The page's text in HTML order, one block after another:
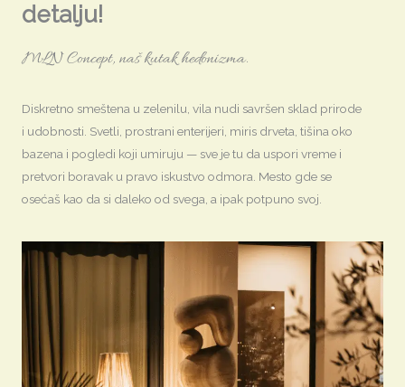
detalju!
MLN Concept, naš kutak hedonizma.
Diskretno smeštena u zelenilu, vila nudi savršen sklad prirode
i udobnosti. Svetli, prostrani enterijeri, miris drveta, tišina oko
bazena i pogledi koji umiruju — sve je tu da uspori vreme i
pretvori boravak u pravo iskustvo odmora. Mesto gde se
osećaš kao da si daleko od svega, a ipak potpuno svoj.